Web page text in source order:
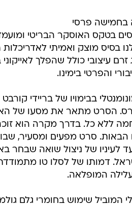
בחמישה פרסי
בטקס האוסקר הבריטי
בסיס מוצק ואמיתי
והפרטי בימינו.
בבימויו של בריידי
הסרט מתאר את מסעו של
ללא כל. בדרך מקרה הוא
חייו ב-30 השנים הבאות. סרט מפעים
לעיניו של ניצול שואה שבחר
דמותו של לסלו טו
המופלאה.
המוביל שימוש בחומרי גלם